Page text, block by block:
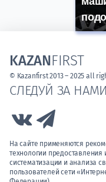
СЛЕДУЙ ЗА
Link to Vk
На сайте применяются
технологии
систематизации и анализа
пользователей сети
KAZANFIRST
© Kazanfirst 2013 – 2025 all